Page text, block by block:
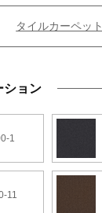
タイルカーペット
ション
1
11